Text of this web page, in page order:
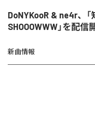
DoNYKooR & ne4r、
SHOOOWWW」を配信
新曲情報